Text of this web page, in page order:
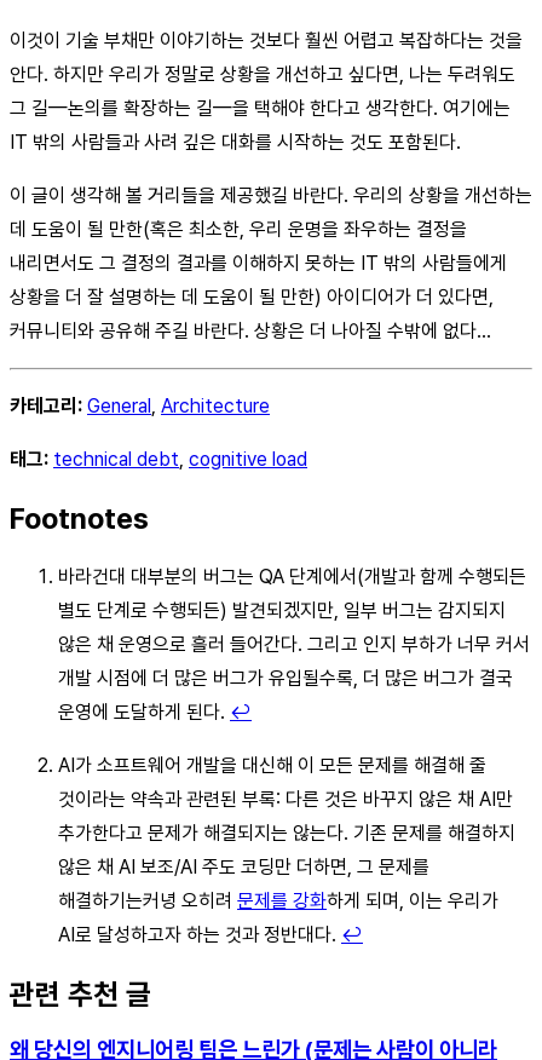
이것이 기술 부채만 이야기하는 것보다 훨씬 어렵고 복잡하다는 것을
안다. 하지만 우리가 정말로 상황을 개선하고 싶다면, 나는 두려워도
그 길—논의를 확장하는 길—을 택해야 한다고 생각한다. 여기에는
IT 밖의 사람들과 사려 깊은 대화를 시작하는 것도 포함된다.
이 글이 생각해 볼 거리들을 제공했길 바란다. 우리의 상황을 개선하는
데 도움이 될 만한(혹은 최소한, 우리 운명을 좌우하는 결정을
내리면서도 그 결정의 결과를 이해하지 못하는 IT 밖의 사람들에게
상황을 더 잘 설명하는 데 도움이 될 만한) 아이디어가 더 있다면,
커뮤니티와 공유해 주길 바란다. 상황은 더 나아질 수밖에 없다…
카테고리: General, Architecture
태그: technical debt, cognitive load
Footnotes
바라건대 대부분의 버그는 QA 단계에서(개발과 함께 수행되든
별도 단계로 수행되든) 발견되겠지만, 일부 버그는 감지되지
않은 채 운영으로 흘러 들어간다. 그리고 인지 부하가 너무 커서
개발 시점에 더 많은 버그가 유입될수록, 더 많은 버그가 결국
운영에 도달하게 된다. ↩
AI가 소프트웨어 개발을 대신해 이 모든 문제를 해결해 줄
것이라는 약속과 관련된 부록: 다른 것은 바꾸지 않은 채 AI만
추가한다고 문제가 해결되지는 않는다. 기존 문제를 해결하지
않은 채 AI 보조/AI 주도 코딩만 더하면, 그 문제를
해결하기는커녕 오히려 문제를 강화하게 되며, 이는 우리가
AI로 달성하고자 하는 것과 정반대다. ↩
관련 추천 글
왜 당신의 엔지니어링 팀은 느린가 (문제는 사람이 아니라